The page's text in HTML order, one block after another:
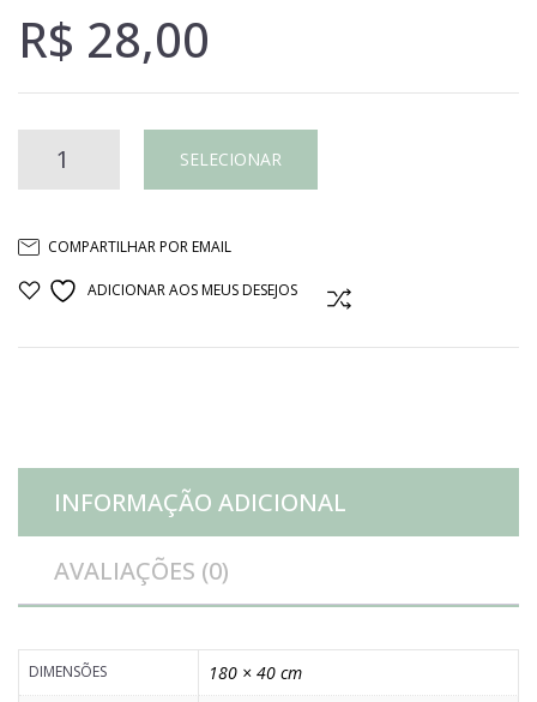
R$ 28,00
Caminho
mesa
quantidade
SELECIONAR
COMPARTILHAR POR EMAIL
ADICIONAR AOS MEUS DESEJOS
INFORMAÇÃO ADICIONAL
AVALIAÇÕES (0)
DIMENSÕES 180 × 40 cm